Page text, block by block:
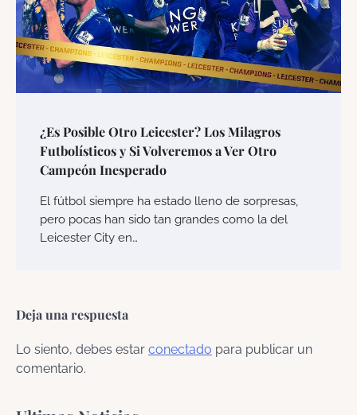
¿Es Posible Otro Leicester? Los Milagros
Futbolísticos y Si Volveremos a Ver Otro
Campeón Inesperado
El fútbol siempre ha estado lleno de sorpresas,
pero pocas han sido tan grandes como la del
Leicester City en…
Deja una respuesta
Lo siento, debes estar conectado para publicar un
comentario.